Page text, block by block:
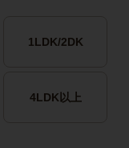
1LDK/2DK
4LDK以上